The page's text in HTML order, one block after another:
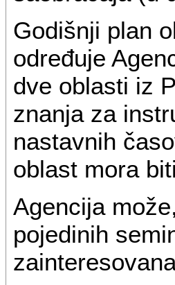
Godišnji plan
određuje
dve oblasti iz
znanja za
nastavnih
oblast mora
Agencija
pojedinih